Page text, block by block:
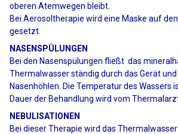
oberen Atemwegen bleibt.
Bei Aerosoltherapie wird eine Maske auf
gesetzt.
NASENSPÜLUNGEN
Bei den Nasenspülungen fließt das
Thermalwasser ständig durch das Gerät
Nasenhöhlen. Die Temperatur des Wassers
Dauer der Behandlung wird vom
NEBULISATIONEN
Bei dieser Therapie wird das